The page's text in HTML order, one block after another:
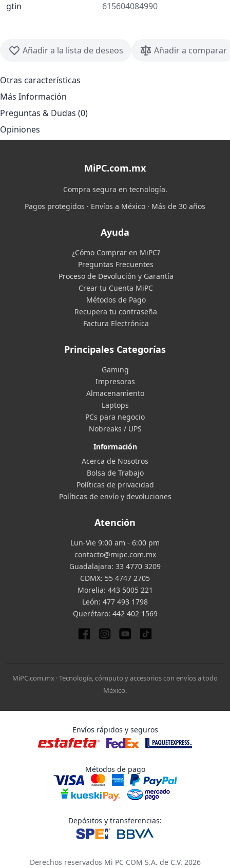
gtin
615604084990
Añadir a la lista de deseos Añadir a comparar
Otras características
Más Información
Preguntas & Dudas (0)
Opiniones
MiPC.com.mx
Compra segura en tecnología.
Pagos protegidos · Envíos a México · Más de 30 años
Ayuda
¿Cómo Comprar en MiPC?
Preguntas Frecuentes
Proceso de Devolución y Garantía
Crear tu Cuenta MiPC
Métodos de Pago
Recupera tu contraseña
Factura Electrónica
Principales Categorías
Gaming
Impresoras
Almacenamiento
Laptops
PCs para negocio
Nobreaks / UPS
Información
Acerca de Nosotros
Bolsa de Trabajo
Políticas de privacidad
Políticas de envío y devoluciones
Atención
Lun-Vie 9:00 am - 6:00 pm
contacto@mipc.com.mx
Guadalajara: 33 4770 3209
CDMX: 55 4747 2705
Morelia: 443 5005 221
León: 477 493 1798
Querétaro: 442 402 1569
MiPC.com.mx · Tecnología, cómputo y accesorios con envíos a todo
México.
Envíos rápidos y seguros
Métodos de pago
Depósitos y transferencias:
Derechos reservados Mi PC COM S.A. de C.V. 2026